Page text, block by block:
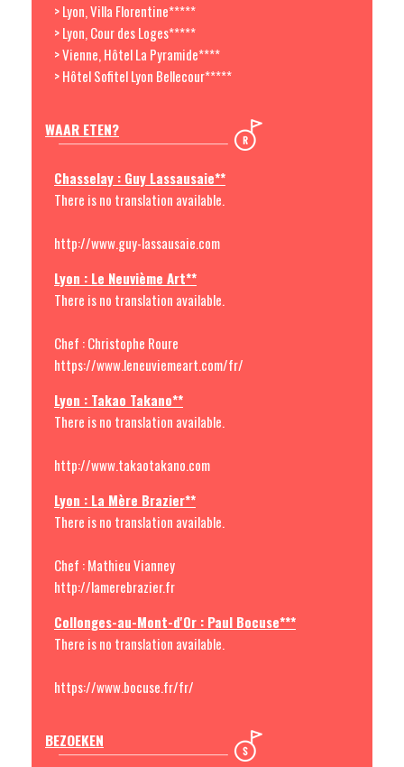
> Lyon, Villa Florentine*****
> Lyon, Cour des Loges*****
> Vienne, Hôtel La Pyramide****
> Hôtel Sofitel Lyon Bellecour*****
WAAR ETEN?
Chasselay : Guy Lassausaie**
There is no translation available.
http://www.guy-lassausaie.com
Lyon : Le Neuvième Art**
There is no translation available.
Chef : Christophe Roure
https://www.leneuviemeart.com/fr/
Lyon : Takao Takano**
There is no translation available.
http://www.takaotakano.com
Lyon : La Mère Brazier**
There is no translation available.
Chef : Mathieu Vianney
http://lamerebrazier.fr
Collonges-au-Mont-d'Or : Paul Bocuse***
There is no translation available.
https://www.bocuse.fr/fr/
BEZOEKEN